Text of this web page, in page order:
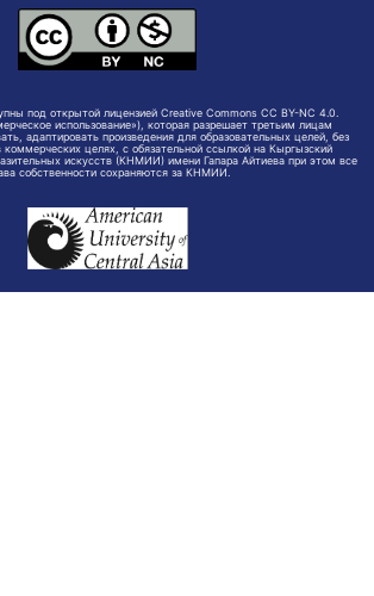
под открытой лицензией Creative Commons CC BY-NC 4.0.
использование»), которая разрешает третьим лицам
адаптировать произведения для образовательных целей, без
коммерческих целях, с обязательной ссылкой на Кыргызский
искусств (КНМИИ) имени Гапара Айтиева при этом все
собственности сохраняются за КНМИИ.